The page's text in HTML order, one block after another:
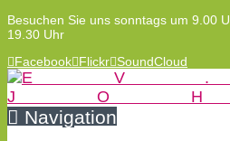
Besuchen Sie uns sonntags um 9.00
19.30 Uhr
Facebook Flickr SoundCloud
Navigation